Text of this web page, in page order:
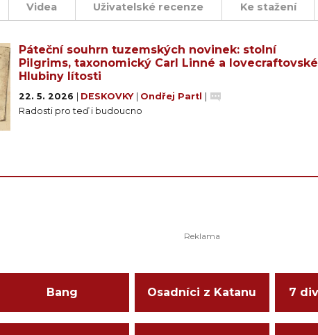
Videa Uživatelské recenze Ke stažení
Páteční souhrn tuzemských novinek: stolní
Pilgrims, taxonomický Carl Linné a lovecraftovské
Hlubiny lítosti
22. 5. 2026 DESKOVKY Ondřej Partl
Radosti pro teď i budoucno
Bang Osadníci z Katanu 7